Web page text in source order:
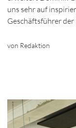
uns sehr auf
Geschäftsführer
von Redaktion